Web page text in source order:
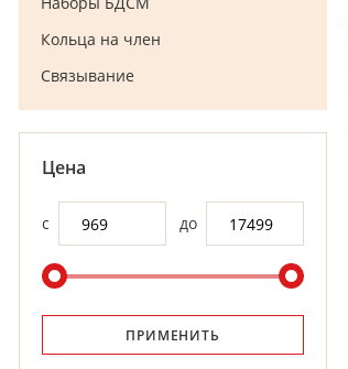
Кольца на член
Связывание
Цена
с до
ПРИМЕНИТЬ